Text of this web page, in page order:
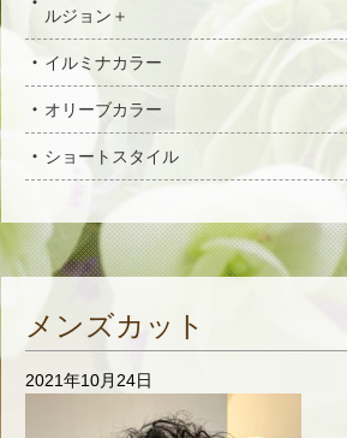
ルジョン＋
イルミナカラー
オリーブカラー
ショートスタイル
メンズカット
2021年10月24日